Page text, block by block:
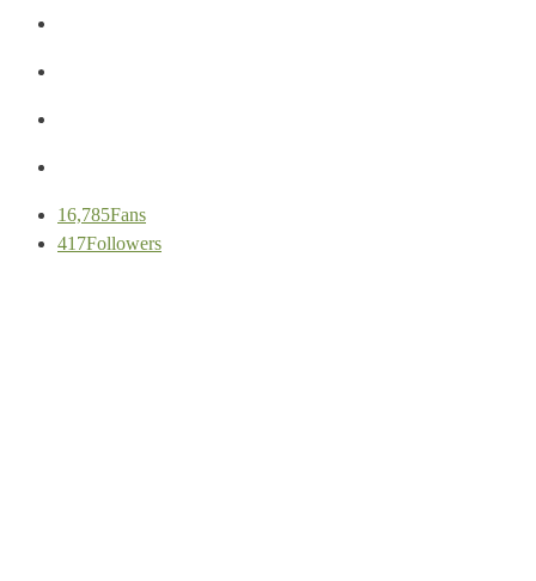
16,785Fans
417Followers